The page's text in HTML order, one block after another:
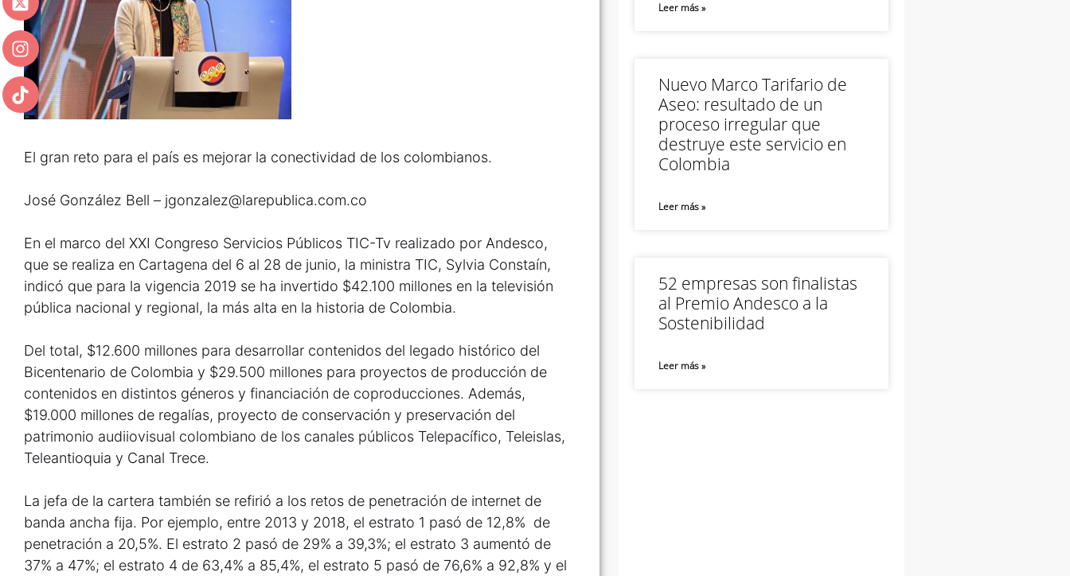
El gran reto para el país es mejorar la conectividad de los colombianos.
José González Bell – jgonzalez@larepublica.com.co
En el marco del XXI Congreso Servicios Públicos TIC-Tv realizado por Andesco,
que se realiza en Cartagena del 6 al 28 de junio, la ministra TIC, Sylvia Constaín,
indicó que para la vigencia 2019 se ha invertido $42.100 millones en la televisión
pública nacional y regional, la más alta en la historia de Colombia.
Del total, $12.600 millones para desarrollar contenidos del legado histórico del
Bicentenario de Colombia y $29.500 millones para proyectos de producción de
contenidos en distintos géneros y financiación de coproducciones. Además,
$19.000 millones de regalías, proyecto de conservación y preservación del
patrimonio audiiovisual colombiano de los canales públicos Telepacífico, Teleislas,
Teleantioquia y Canal Trece.
La jefa de la cartera también se refirió a los retos de penetración de internet de
banda ancha fija. Por ejemplo, entre 2013 y 2018, el estrato 1 pasó de 12,8% de
penetración a 20,5%. El estrato 2 pasó de 29% a 39,3%; el estrato 3 aumentó de
37% a 47%; el estrato 4 de 63,4% a 85,4%, el estrato 5 pasó de 76,6% a 92,8% y el
Leer más »
Nuevo Marco Tarifario de
Aseo: resultado de un
proceso irregular que
destruye este servicio en
Colombia
Leer más »
52 empresas son finalistas
al Premio Andesco a la
Sostenibilidad
Leer más »